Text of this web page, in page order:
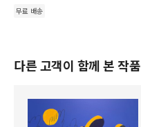
무료 배송
다른 고객이 함께 본 작품